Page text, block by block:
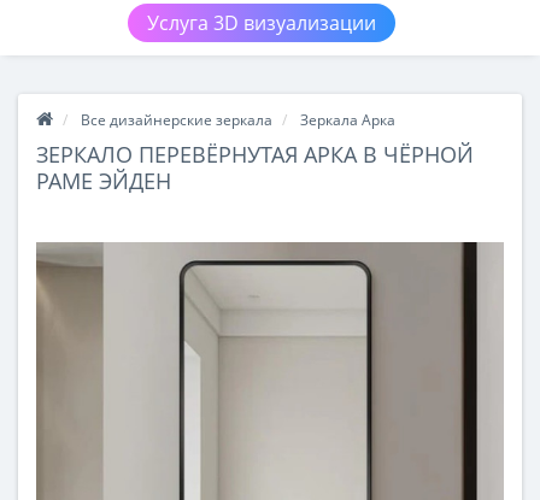
Услуга 3D визуализации
Все дизайнерские зеркала Зеркала Арка
ЗЕРКАЛО ПЕРЕВЁРНУТАЯ АРКА В ЧЁРНОЙ
РАМЕ ЭЙДЕН